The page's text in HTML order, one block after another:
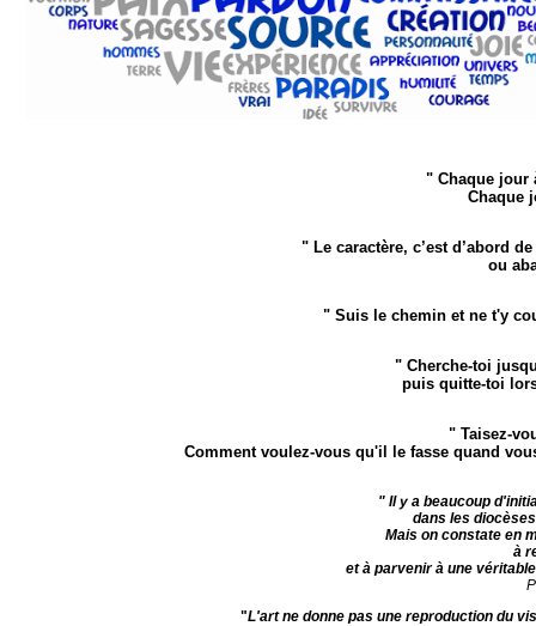
" Chaque jour
Chaque
" Le caractère, c’est d’abord
ou
" Suis le chemin et ne t'y
" Cherche-toi
puis quitte-toi
" Taisez-
Comment voulez-vous qu'il le fasse quand
" Il y a beaucoup
dans les
Mais on constate en
à
et à parvenir à une
"L'art ne donne pas une reproduction du